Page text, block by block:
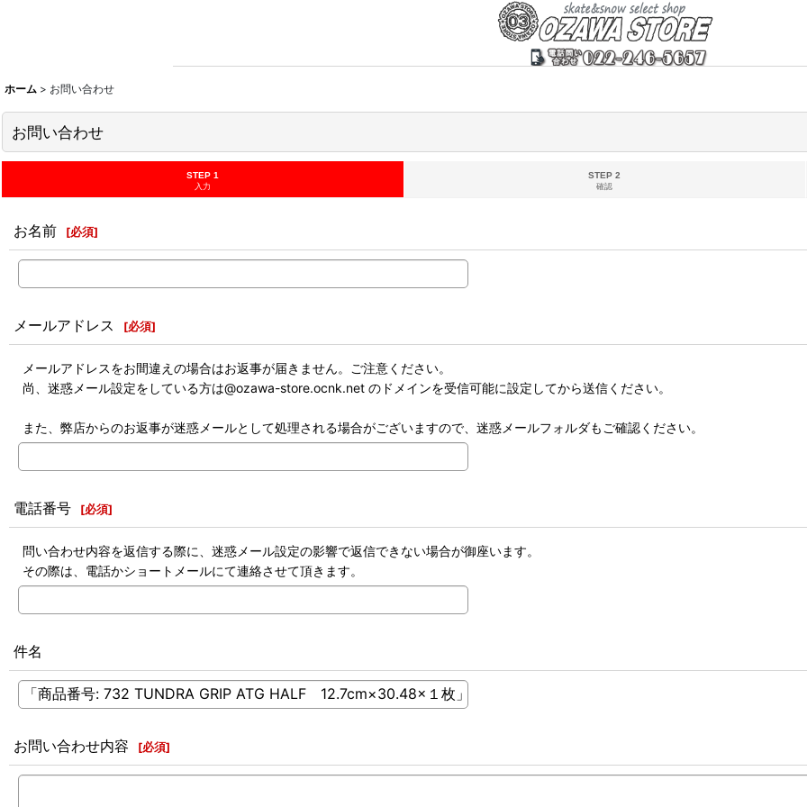
ホーム > お問い合わせ
お問い合わせ
STEP 1
入力
STEP 2
確認
お名前 [必須]
メールアドレス [必須]
メールアドレスをお間違えの場合はお返事が届きません。ご注意ください。
尚、迷惑メール設定をしている方は@ozawa-store.ocnk.net のドメインを受信可能に設定してから送信ください。
また、弊店からのお返事が迷惑メールとして処理される場合がございますので、迷惑メールフォルダもご確認ください。
電話番号 [必須]
問い合わせ内容を返信する際に、迷惑メール設定の影響で返信できない場合が御座います。
その際は、電話かショートメールにて連絡させて頂きます。
件名
お問い合わせ内容 [必須]